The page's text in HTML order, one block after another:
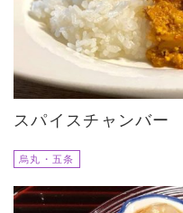
スパイスチャンバー
烏丸・五条